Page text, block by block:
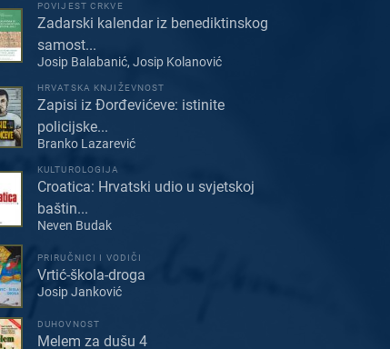
POVIJEST CRKVE
Zadarski kalendar iz benediktinskog
samost...
Josip Balabanić, Josip Kolanović
HRVATSKA KNJIŽEVNOST
Zapisi iz Đorđevićeve: istinite
policijske...
Branko Lazarević
KULTUROLOGIJA
Croatica: Hrvatski udio u svjetskoj
baštin...
Neven Budak
PRIRUČNICI I VODIČI
Vrtić-škola-droga
Josip Janković
DUHOVNOST
Melem za dušu 4